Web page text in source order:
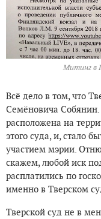
Митинг в
Всё дело в том, что
Семёновича Собянин.
расположена на
этого суда, и, стало
участием мэрии.
скажем, любой иск
расплатились по
именно в Тверском
Тверской суд не в